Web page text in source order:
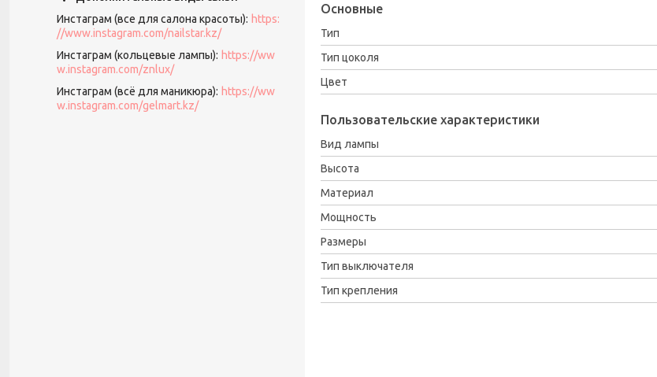
Основные
Тип
Тип цоколя
Цвет
Пользовательские характеристики
Вид лампы
Высота
Материал
Мощность
Размеры
Тип выключателя
Тип крепления
Инстаграм (все для салона красоты)
https:
//www.instagram.com/nailstar.kz/
Инстаграм (кольцевые лампы)
https://ww
w.instagram.com/znlux/
Инстаграм (всё для маникюра)
https://ww
w.instagram.com/gelmart.kz/